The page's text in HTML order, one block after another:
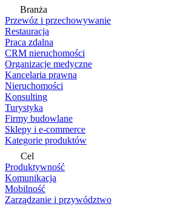
Branża
Przewóz i przechowywanie
Restauracja
Praca zdalna
CRM nieruchomości
Organizacje medyczne
Kancelaria prawna
Nieruchomości
Konsulting
Turystyka
Firmy budowlane
Sklepy i e-commerce
Kategorie produktów
Cel
Produktywność
Komunikacja
Mobilność
Zarządzanie i przywództwo